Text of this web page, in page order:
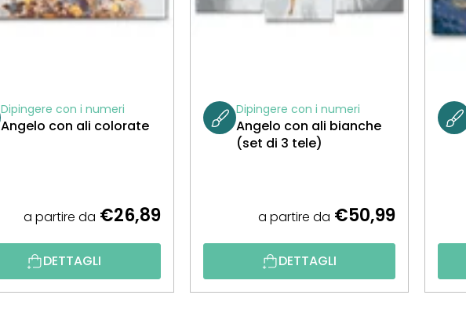
Dipingere con i numeri
Angelo con ali colorate
a partire da €26,89
DETTAGLI
Dipingere con i numeri
Angelo con ali bianche
(set di 3 tele)
a partire da €50,99
DETTAGLI